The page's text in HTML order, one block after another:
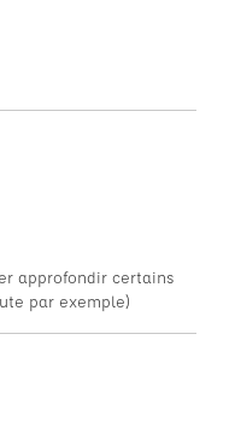
approfondir certains
par exemple)